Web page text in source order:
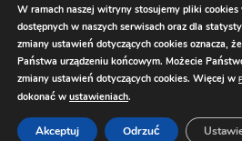
W ramach naszej witryny stosujemy pliki
dostępnych w naszych serwisach oraz dla
zmiany ustawień dotyczących cookies oznacza,
Państwa urządzeniu końcowym. Możecie
zmiany ustawień dotyczących cookies. Więcej w
dokonać w ustawieniach.
Akceptuj Odrzuć